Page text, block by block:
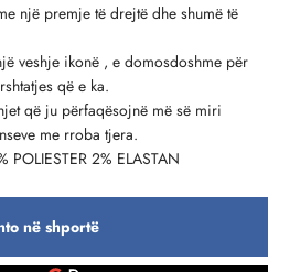
një premje të drejtë dhe shumë të
veshje ikonë , e domosdoshme për
që e ka.
që ju përfaqësojnë më së miri
me rroba tjera.
2% ELASTAN
në shportë